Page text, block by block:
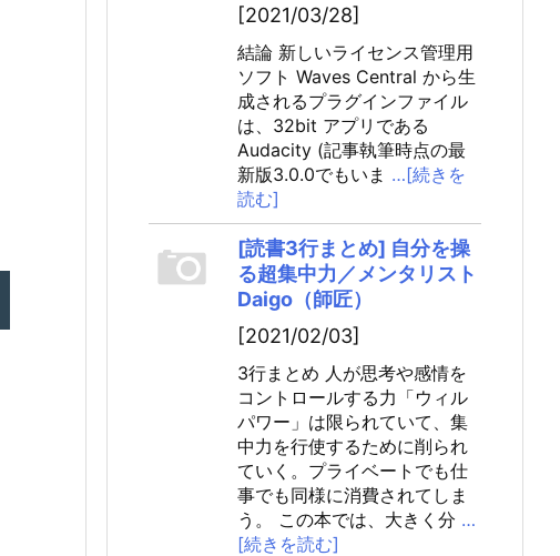
[2021/03/28]
結論 新しいライセンス管理用
ソフト Waves Central から生
成されるプラグインファイル
は、32bit アプリである
Audacity (記事執筆時点の最
新版3.0.0でもいま …[続きを
読む]
[読書3行まとめ] 自分を操
る超集中力／メンタリスト
Daigo（師匠）
[2021/02/03]
3行まとめ 人が思考や感情を
コントロールする力「ウィル
パワー」は限られていて、集
中力を行使するために削られ
ていく。プライベートでも仕
事でも同様に消費されてしま
う。 この本では、大きく分 …
[続きを読む]